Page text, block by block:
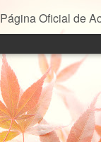
Página Oficial de